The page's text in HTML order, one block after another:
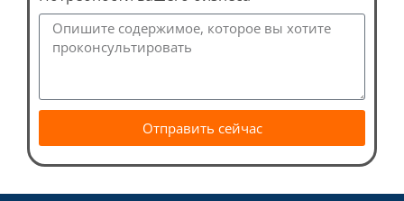
Отправить сейчас